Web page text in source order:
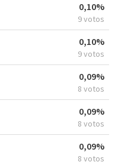
0,10%
9 votos
0,10%
9 votos
0,09%
8 votos
0,09%
8 votos
0,09%
8 votos